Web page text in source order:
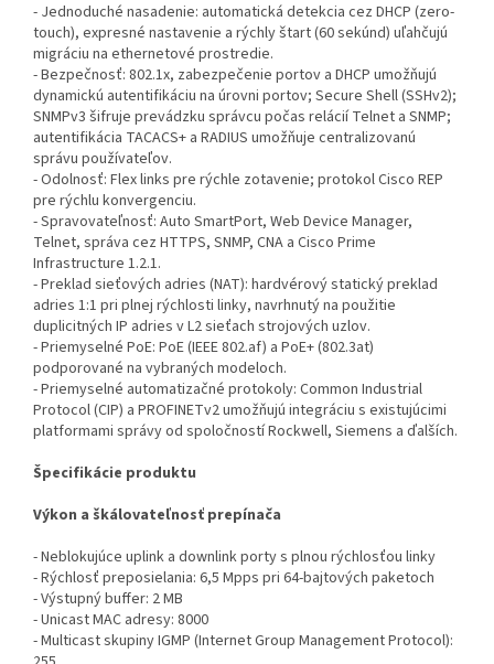
- Jednoduché nasadenie: automatická detekcia cez DHCP (zero-
touch), expresné nastavenie a rýchly štart (60 sekúnd) uľahčujú
migráciu na ethernetové prostredie.
- Bezpečnosť: 802.1x, zabezpečenie portov a DHCP umožňujú
dynamickú autentifikáciu na úrovni portov; Secure Shell (SSHv2);
SNMPv3 šifruje prevádzku správcu počas relácií Telnet a SNMP;
autentifikácia TACACS+ a RADIUS umožňuje centralizovanú
správu používateľov.
- Odolnosť: Flex links pre rýchle zotavenie; protokol Cisco REP
pre rýchlu konvergenciu.
- Spravovateľnosť: Auto SmartPort, Web Device Manager,
Telnet, správa cez HTTPS, SNMP, CNA a Cisco Prime
Infrastructure 1.2.1.
- Preklad sieťových adries (NAT): hardvérový statický preklad
adries 1:1 pri plnej rýchlosti linky, navrhnutý na použitie
duplicitných IP adries v L2 sieťach strojových uzlov.
- Priemyselné PoE: PoE (IEEE 802.af) a PoE+ (802.3at)
podporované na vybraných modeloch.
- Priemyselné automatizačné protokoly: Common Industrial
Protocol (CIP) a PROFINETv2 umožňujú integráciu s existujúcimi
platformami správy od spoločností Rockwell, Siemens a ďalších.
Špecifikácie produktu
Výkon a škálovateľnosť prepínača
- Neblokujúce uplink a downlink porty s plnou rýchlosťou linky
- Rýchlosť preposielania: 6,5 Mpps pri 64-bajtových paketoch
- Výstupný buffer: 2 MB
- Unicast MAC adresy: 8000
- Multicast skupiny IGMP (Internet Group Management Protocol):